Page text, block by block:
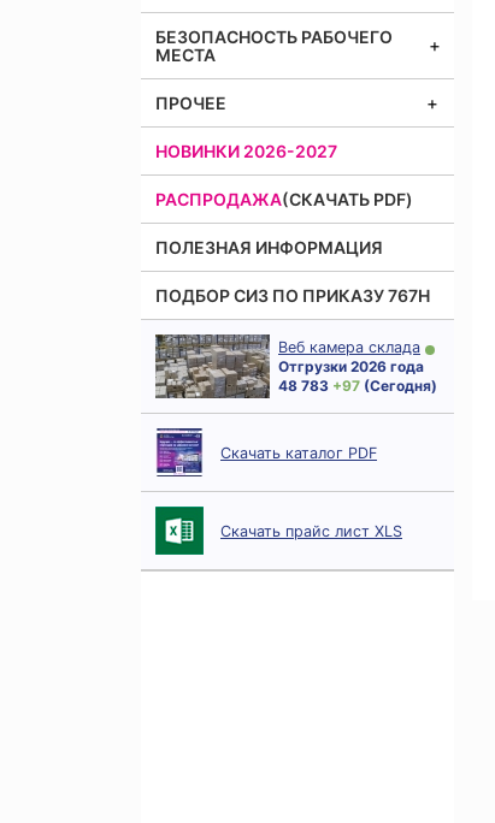
БЕЗОПАСНОСТЬ РАБОЧЕГО
МЕСТА
ПРОЧЕЕ
НОВИНКИ 2026-2027
РАСПРОДАЖА(СКАЧАТЬ PDF)
ПОЛЕЗНАЯ ИНФОРМАЦИЯ
ПОДБОР СИЗ ПО ПРИКАЗУ 767Н
Веб камера склада
Отгрузки 2026 года
48 783 + 97 (Сегодня)
Скачать каталог PDF
Скачать прайс лист XLS